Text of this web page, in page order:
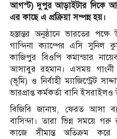
আগস্ট) দুপুর আড়াইটার দিকে
এর কাছে এ প্রক্রিয়া সম্পন্ন হয়।
হস্তান্তর অনুষ্ঠানে ভারতের
গান্দিনা ক্যাম্পের এসি সুনিল
কাজিপুর বিওপি কমান্ডার
আসাবুর রহমান। এসময় গাংনী
(ভূমি) ও নির্বাহী ম্যাজিস্ট্রেট
ভারপ্রাপ্ত কর্মকর্তা বানি ইসরাইলও
বিজিবি জানায়, ফেরত আসা
বাসিন্দা। তারা ভিন্ন সময়ে গরু
কাজে সীমান্ত অতিক্রম করে